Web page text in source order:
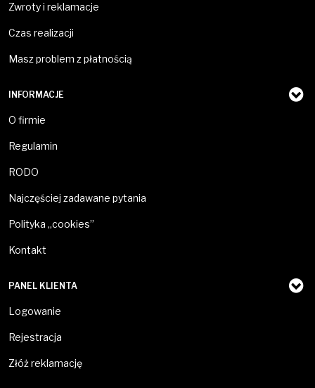
Zwroty i reklamacje
Czas realizacji
Masz problem z płatnością
INFORMACJE
O firmie
Regulamin
RODO
Najczęściej zadawane pytania
Polityka „cookies”
Kontakt
PANEL KLIENTA
Logowanie
Rejestracja
Złóż reklamację